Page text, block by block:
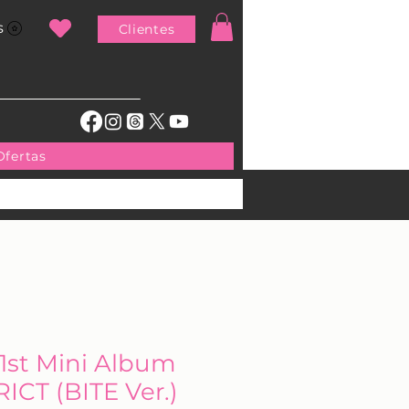
Clientes
Mini Album
(BITE Ver.)